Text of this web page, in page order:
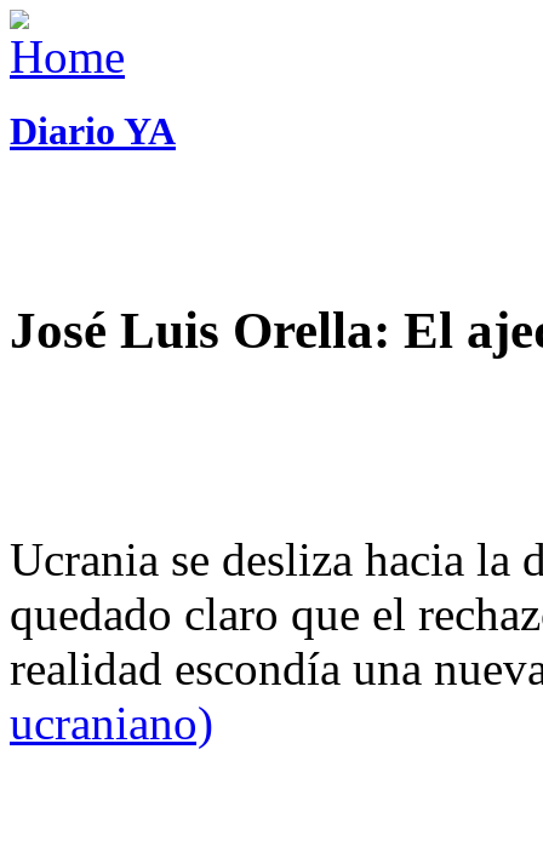
Diario YA
José Luis Orella: El
Ucrania se desliza hacia
quedado claro que el
realidad escondía una
ucraniano)